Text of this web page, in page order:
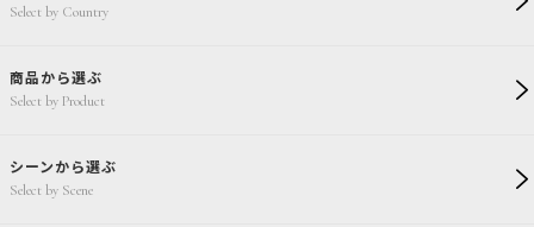
Select by Country
商品から選ぶ
Select by Product
シーンから選ぶ
Select by Scene